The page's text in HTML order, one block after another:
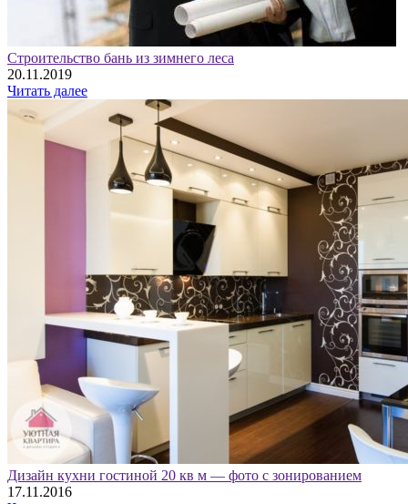
Строительство бань из зимнего леса
20.11.2019
Читать далее
Дизайн кухни гостиной 20 кв м — фото с зонированием
17.11.2016